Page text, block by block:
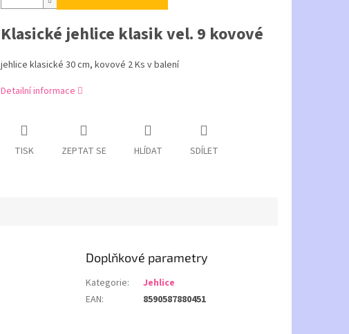
Klasické jehlice klasik vel. 9 kovové
jehlice klasické 30 cm, kovové 2 Ks v balení
Detailní informace
TISK ZEPTAT SE HLÍDAT SDÍLET
Doplňkové parametry
Kategorie:
Jehlice
EAN: 8590587880451